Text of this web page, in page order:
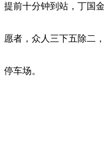
提前十分钟到站，丁国
愿者，众人三下五除二
停车场。